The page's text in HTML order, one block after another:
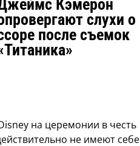
Кэмерон
слухи о
после съемок
на церемонии в честь
не имеют себе